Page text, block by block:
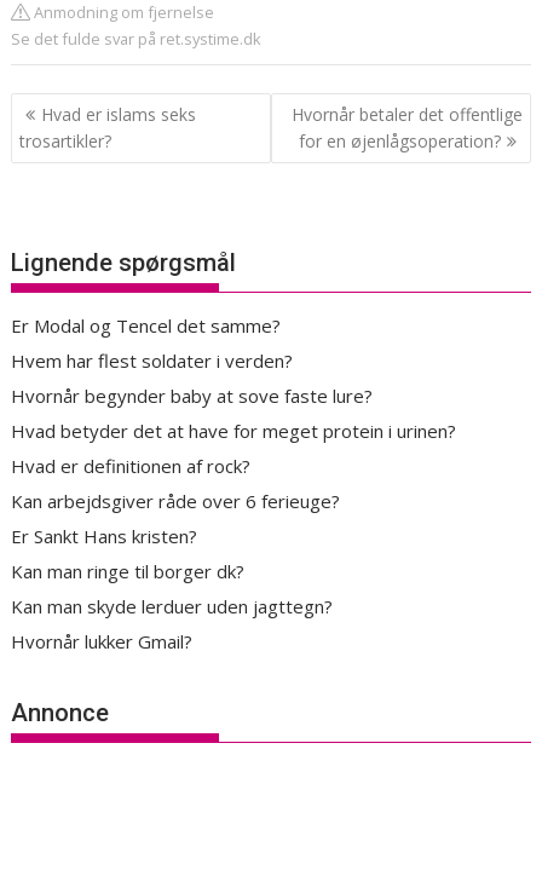
Anmodning om fjernelse
Se det fulde svar på ret.systime.dk
Indlægsnavigation
Hvad er islams seks
trosartikler?
Hvornår betaler det offentlige
for en øjenlågsoperation?
Lignende spørgsmål
Er Modal og Tencel det samme?
Hvem har flest soldater i verden?
Hvornår begynder baby at sove faste lure?
Hvad betyder det at have for meget protein i urinen?
Hvad er definitionen af rock?
Kan arbejdsgiver råde over 6 ferieuge?
Er Sankt Hans kristen?
Kan man ringe til borger dk?
Kan man skyde lerduer uden jagttegn?
Hvornår lukker Gmail?
Annonce